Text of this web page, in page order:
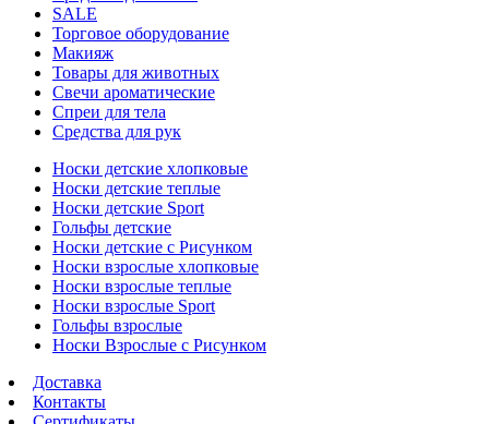
SALE
Торговое оборудование
Макияж
Товары для животных
Свечи ароматические
Спреи для тела
Средства для рук
Носки детские хлопковые
Носки детские теплые
Носки детские Sport
Гольфы детские
Носки детские с Рисунком
Носки взрослые хлопковые
Носки взрослые теплые
Носки взрослые Sport
Гольфы взрослые
Носки Взрослые с Рисунком
Доставка
Контакты